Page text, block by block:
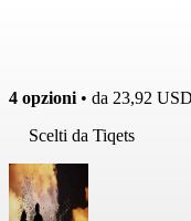
4 opzioni• da 23,92 USD
Scelti da Tiqets